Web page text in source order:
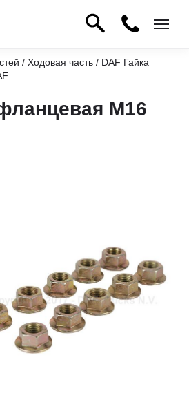
/ Ходовая часть / DAF Гайка
М16